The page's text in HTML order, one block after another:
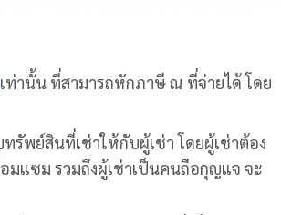
เท่านั้น ที่สามารถหักภาษี ณ ที่จ่ายได้ โดย
รัพย์สินที่เช่าให้กับผู้เช่า โดยผู้เช่าต้อง
มแซม รวมถึงผู้เช่าเป็นคนถือกุญแจ จะ